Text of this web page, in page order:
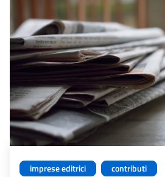
imprese editrici
contributi